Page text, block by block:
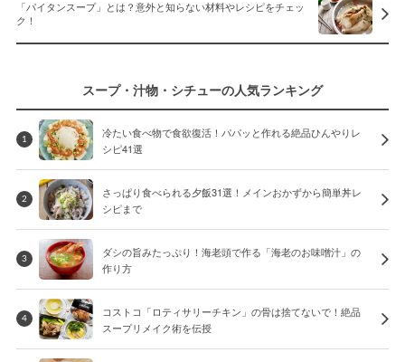
「パイタンスープ」とは？意外と知らない材料やレシピをチェッ
ク！
スープ・汁物・シチューの人気ランキング
1
冷たい食べ物で食欲復活！パパッと作れる絶品ひんやりレ
シピ41選
2
さっぱり食べられる夕飯31選！メインおかずから簡単丼レ
シピまで
3
ダシの旨みたっぷり！海老頭で作る「海老のお味噌汁」の
作り方
4
コストコ「ロティサリーチキン」の骨は捨てないで！絶品
スープリメイク術を伝授